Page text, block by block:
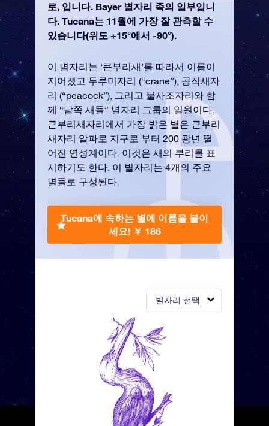
별자리 선택
로, 입니다. Bayer 별자리 족의 일부입니
다. Tucana는 11월에 가장 잘 관측할 수
있습니다(위도 +15°에서 -90°).
이 별자리는 ‘큰부리새’를 따라서 이름이
지어졌고 두루미자리 (“crane”), 공작새자
리 (“peacock”), 그리고 불사조자리와 함
께 “남쪽 새들” 별자리 그룹의 일원이다.
큰부리새자리에서 가장 밝은 별은 큰부리
새자리 알파로 지구로 부터 200 광년 떨
어진 연성계이다. 이것은 새의 부리를 표
시하기도 한다. 이 별자리는 4개의 주요
별들로 구성된다.
Tucana에 속하는 별에 이름을 붙이
세요! ￥ 186